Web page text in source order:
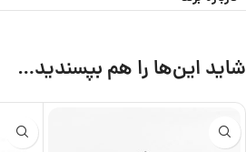
شاید این‌ها را هم بپسندید…